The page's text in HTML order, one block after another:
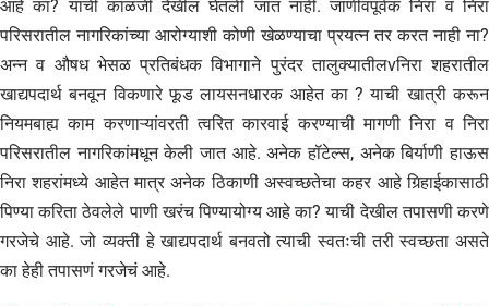
आहे का? याची काळजी देखील घेतली जात नाही. जाणीवपूर्वक निरा व निरा
परिसरातील नागरिकांच्या आरोग्याशी कोणी खेळण्याचा प्रयत्न तर करत नाही ना?
अन्न व औषध भेसळ प्रतिबंधक विभागाने पुरंदर तालुक्यातीलvनिरा शहरातील
खाद्यपदार्थ बनवून विकणारे फूड लायसनधारक आहेत का ? याची खात्री करून
नियमबाह्य काम करणाऱ्यांवरती त्वरित कारवाई करण्याची मागणी निरा व निरा
परिसरातील नागरिकांमधून केली जात आहे. अनेक हॉटेल्स, अनेक बिर्याणी हाऊस
निरा शहरांमध्ये आहेत मात्र अनेक ठिकाणी अस्वच्छतेचा कहर आहे गिर्‍हाईकासाठी
पिण्या करिता ठेवलेले पाणी खरंच पिण्यायोग्य आहे का? याची देखील तपासणी करणे
गरजेचे आहे. जो व्यक्ती हे खाद्यपदार्थ बनवतो त्याची स्वतःची तरी स्वच्छता असते
का हेही तपासणं गरजेचं आहे.